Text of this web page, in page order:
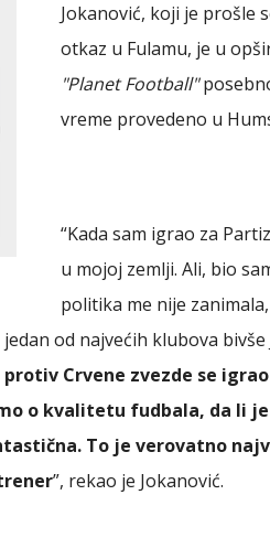
Jokanović, koji je prošle
otkaz u Fulamu, je u
"Planet Football"
vreme provedeno u
“Kada sam igrao za
u mojoj zemlji. Ali, bio
politika me nije
od najvećih klubova bivše
protiv Crvene zvezde se igrao
o kvalitetu fudbala, da li
To je verovatno
”, rekao je Jokanović.